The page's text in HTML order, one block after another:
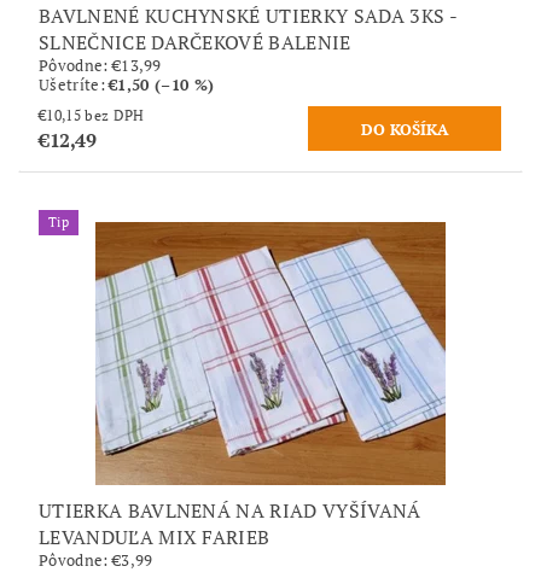
BAVLNENÉ KUCHYNSKÉ UTIERKY SADA 3KS -
SLNEČNICE DARČEKOVÉ BALENIE
Pôvodne:€13,99
Ušetríte:€1,50 (–10 %)
€10,15 bez DPH
€12,49
Tip
UTIERKA BAVLNENÁ NA RIAD VYŠÍVANÁ
LEVANDUĽA MIX FARIEB
Pôvodne:€3,99